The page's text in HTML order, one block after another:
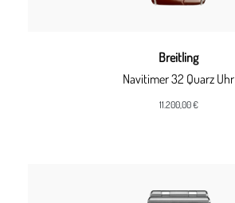
Breitling
Navitimer 32 Quarz Uhr
11.200,00 €